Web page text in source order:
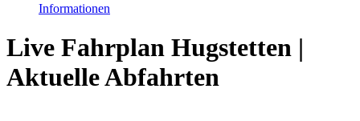
Informationen
Live Fahrplan Hugstetten |
Aktuelle Abfahrten